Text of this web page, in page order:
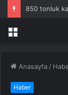
850 tonluk
Menü
Anasayfa /
Haber